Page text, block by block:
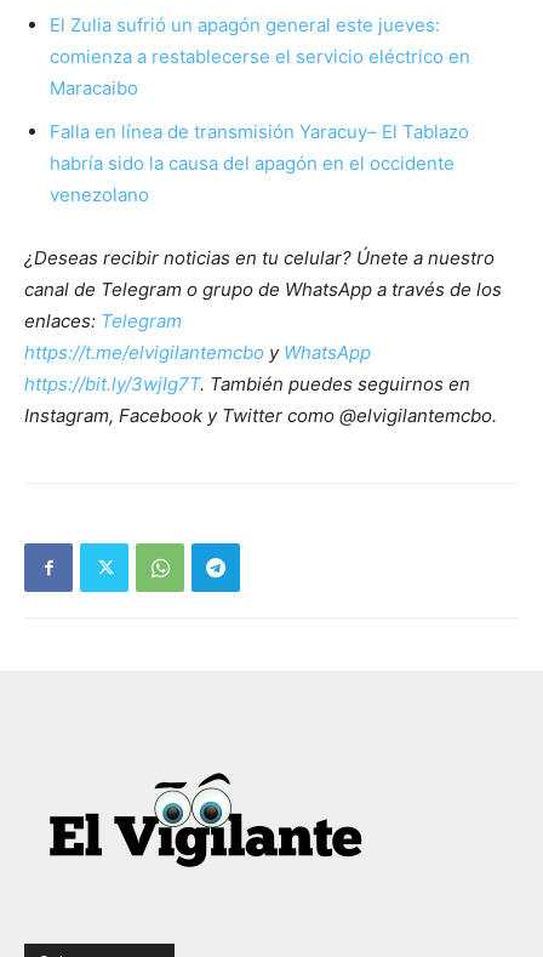
El Zulia sufrió un apagón general este jueves:
comienza a restablecerse el servicio eléctrico en
Maracaibo
Falla en línea de transmisión Yaracuy– El Tablazo
habría sido la causa del apagón en el occidente
venezolano
¿Deseas recibir noticias en tu celular? Únete a nuestro
canal de Telegram o grupo de WhatsApp a través de los
enlaces: Telegram
https://t.me/elvigilantemcbo y WhatsApp
https://bit.ly/3wjIg7T. También puedes seguirnos en
Instagram, Facebook y Twitter como @elvigilantemcbo.